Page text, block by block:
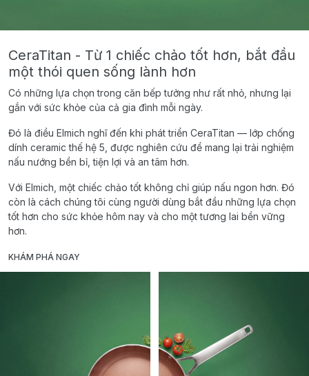
CeraTitan - Từ 1 chiếc chảo tốt hơn, bắt đầu
một thói quen sống lành hơn
Có những lựa chọn trong căn bếp tưởng như rất nhỏ, nhưng lại
gắn với sức khỏe của cả gia đình mỗi ngày.
Đó là điều Elmich nghĩ đến khi phát triển CeraTitan — lớp chống
dính ceramic thế hệ 5, được nghiên cứu để mang lại trải nghiệm
nấu nướng bền bỉ, tiện lợi và an tâm hơn.
Với Elmich, một chiếc chảo tốt không chỉ giúp nấu ngon hơn. Đó
còn là cách chúng tôi cùng người dùng bắt đầu những lựa chọn
tốt hơn cho sức khỏe hôm nay và cho một tương lai bền vững
hơn.
KHÁM PHÁ NGAY